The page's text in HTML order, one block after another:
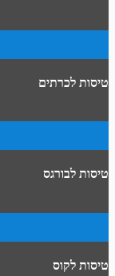
טיסות לכרתים
טיסות לבורגס
טיסות לקוס